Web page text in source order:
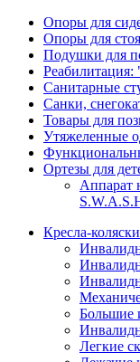
Опоры для
Опоры для
Подушки для
Санитарные
Санки,
Товары для
Утяжеленные
Ортезы для
Аппарат
Кресла-
Большие
Легкие